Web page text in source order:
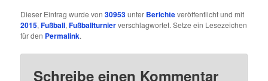
Dieser Eintrag wurde von30953unter Berichteveröffentlicht und mit
2015,Fußball,Fußballturnierverschlagwortet. Setze ein Lesezeichen
für den Permalink.
Schreibe einen Kommentar